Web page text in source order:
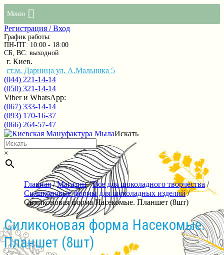
Меню
Регистрация / Вход
График работы:
ПН-ПТ: 10:00 - 18:00
СБ, ВС: выходной
г. Киев.
ст.м. Дарница ул. А.Малышка 5
(044) 221-14-14
(050) 321-14-14
Viber и WhatsApp:
(067) 333-14-14
(093) 170-16-37
(066) 264-57-47
Искать
×
Главная/Магазин/Все для шоколадного творчества/
Силиконовые формы для шоколадных изделий/
Силиконовая форма Насекомые. Планшет (8шт)
Силиконовая форма Насекомые.
Планшет (8шт)